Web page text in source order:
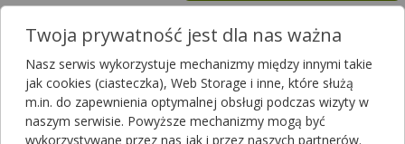
Iwabradyna
Lista produktów, zawierających Iwabradyna
Filtrowanie
Filtrowanie
Twoja prywatność jest dla nas ważna
Nasz serwis wykorzystuje mechanizmy między innymi takie
jak cookies (ciasteczka), Web Storage i inne, które służą
m.in. do zapewnienia optymalnej obsługi podczas wizyty w
naszym serwisie. Powyższe mechanizmy mogą być
wykorzystywane przez nas jak i przez naszych partnerów.